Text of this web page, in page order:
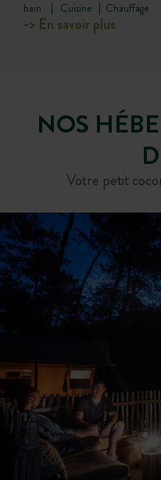
bain | Cuisine | Chauffage
-> En savoir plus
NOS
Votre petit